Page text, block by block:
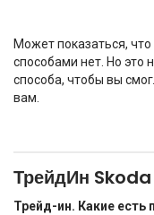
Может показаться,
способами нет. Но это
способа, чтобы вы
вам.
ТрейдИн
Трейд-ин. Какие